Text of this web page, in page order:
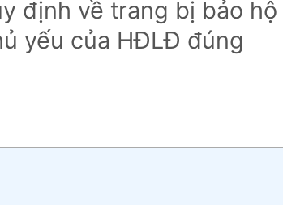
định về trang bị bảo hộ
yếu của HĐLĐ đúng